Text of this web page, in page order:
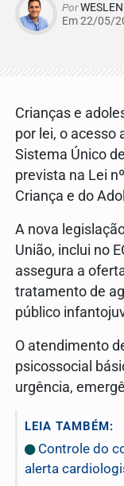
Por
Em 22/05/
Crianças e
por lei, o acesso
Sistema Único
prevista na Lei
Criança e do
A nova
União, inclui no
assegura a
tratamento de
público
O atendimento
psicossocial
urgência,
LEIA TAMBÉM:
Controle do
alerta